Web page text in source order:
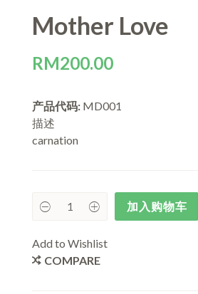
Mother Love
RM200.00
产品代码: MD001
描述
carnation
加入购物车
Add to Wishlist
COMPARE